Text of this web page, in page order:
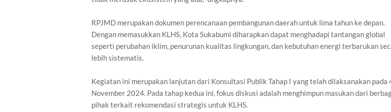
RPJMD merupakan dokumen perencanaan pembangunan daerah untuk lima tahun ke depan.
Dengan memasukkan KLHS, Kota Sukabumi diharapkan dapat menghadapi tantangan global
seperti perubahan iklim, penurunan kualitas lingkungan, dan kebutuhan energi terbarukan
lebih sistematis.
Kegiatan ini merupakan lanjutan dari Konsultasi Publik Tahap I yang telah dilaksanakan pada
November 2024. Pada tahap kedua ini, fokus diskusi adalah menghimpun masukan dari
pihak terkait rekomendasi strategis untuk KLHS.